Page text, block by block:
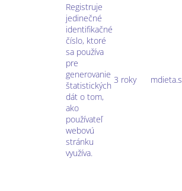
Registruje
jedinečné
identifikačné
číslo, ktoré
sa používa
pre
generovanie
štatistických
dát o tom,
ako
používateľ
webovú
stránku
využíva.
3 roky